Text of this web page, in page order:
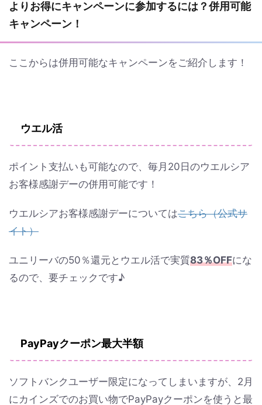
よりお得にキャンペーンに参加するには？併用可能
キャンペーン！
ここからは併用可能なキャンペーンをご紹介します！
ウエル活
ポイント支払いも可能なので、毎月20日のウエルシア
お客様感謝デーの併用可能です！
ウエルシアお客様感謝デーについてはこちら（公式サ
イト）
ユニリーバの50％還元とウエル活で実質83％OFFにな
るので、要チェックです♪
PayPayクーポン最大半額
ソフトバンクユーザー限定になってしまいますが、2月
にカインズでのお買い物でPayPayクーポンを使うと最